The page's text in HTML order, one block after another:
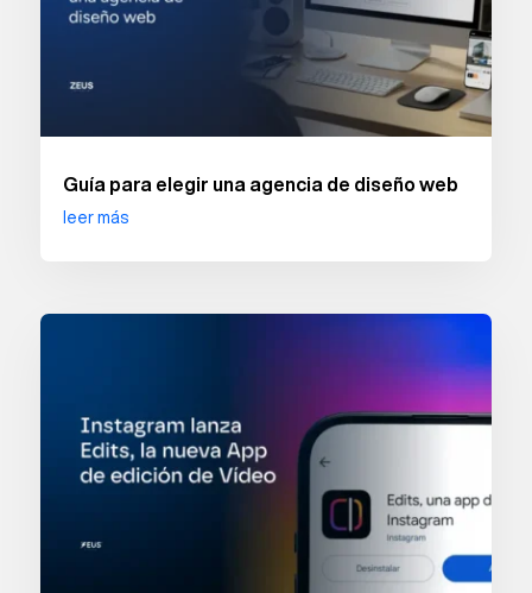
Guía para elegir una agencia de diseño web
leer más